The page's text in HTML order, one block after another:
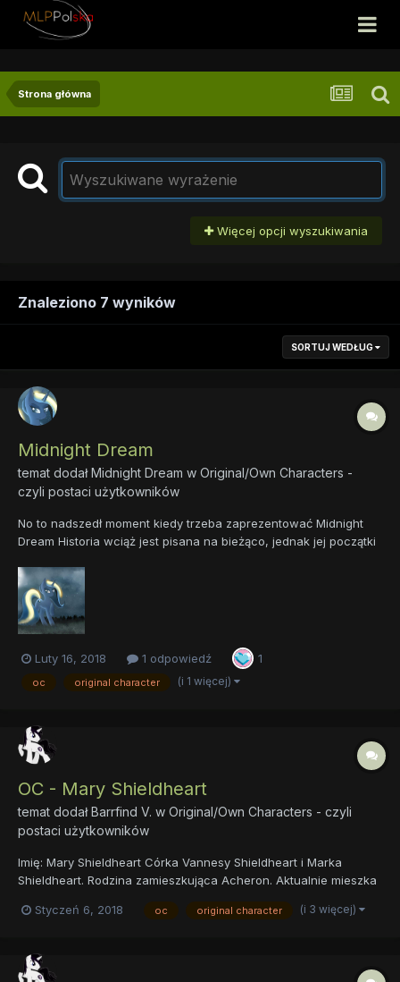
Strona główna
Więcej opcji wyszukiwania
Znaleziono 7 wyników
SORTUJ WEDŁUG
Midnight Dream
temat dodałMidnight Dream w Original/Own Characters -
czyli postaci użytkowników
No to nadszedł moment kiedy trzeba zaprezentować Midnight
Dream Historia wciąż jest pisana na bieżąco, jednak jej początki
została już napisana jest przemyślana i ostateczna. Możliwe
ewentualne korekty gra...
Luty 16, 2018 1 odpowiedź 1
oc original character (i 1 więcej)
OC - Mary Shieldheart
temat dodałBarrfind V. w Original/Own Characters - czyli
postaci użytkowników
Imię: Mary Shieldheart Córka Vannesy Shieldheart i Marka
Shieldheart. Rodzina zamieszkująca Acheron. Aktualnie mieszka
1002 Ery Alicornów. - Talent: Manifestacja bariery o różowej
Styczeń 6, 2018 oc original character (i 3 więcej)